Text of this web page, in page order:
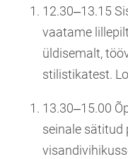
12.30‒13.15
vaatame
üldisemalt,
stilistikatest.
13.30‒15.00
seinale sätitud